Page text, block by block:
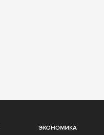
ЭКОНОМИКА